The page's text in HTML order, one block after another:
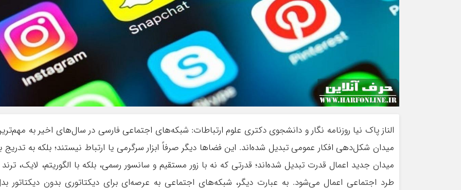
الناز پاک نیا روزنامه نگار و دانشجوی دکتری علوم ارتباطات: شبکه‌های اجتماعی فارسی در سال‌های اخیر به
میدان شکل‌دهی افکار عمومی تبدیل شده‌اند. این فضاها دیگر صرفاً ابزار سرگرمی یا ارتباط نیستند؛ بلکه به تدریج
میدان جدید اعمال قدرت تبدیل شده‌اند؛ قدرتی که نه با زور مستقیم و سانسور رسمی، بلکه با الگوریتم، لایک،
طرد اجتماعی اعمال می‌شود. به عبارت دیگر، شبکه‌های اجتماعی به عرصه‌ای برای دیکتاتوری بدون دیکتاتور